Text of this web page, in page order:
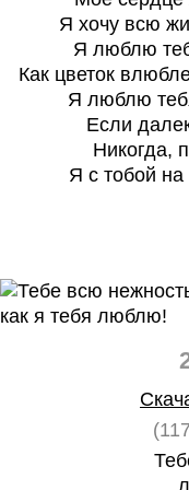
Я хочу всю
Я люблю
Как цветок
Я люблю
Если
Никогда,
Я с тобой на